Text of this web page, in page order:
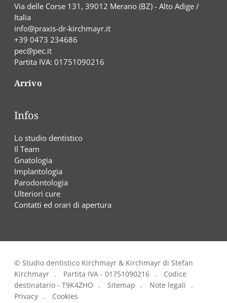
Via delle Corse 131, 39012 Merano (BZ) - Alto Adige /
Italia
info@praxis-dr-kirchmayr.it
+39 0473 234686
pec@pec.it
Partita IVA: 01751090216
Arrivo
Infos
Lo studio dentistico
Il Team
Gnatologia
Implantologia
Parodontologia
Ulteriori cure
Contatti ed orari di apertura
©Studio dentistico Kirchmayr & Kirchmayr di Stefan
Kirchmayr
Partita IVA - 01751090216
Codice
destinatario - T9K4ZHO
Sitemap
Note legali
Privacy
Cookies